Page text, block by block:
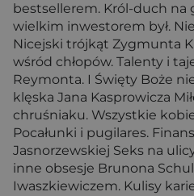
bestsellerem. Król-duch na
wielkim inwestorem był.
Nicejski trójkąt Zygmunta
wśród chłopów. Talenty i
Reymonta. I Święty Boże
klęska Jana Kasprowicza
chruśniaku. Wszystkie
Pocałunki i pugilares.
Jasnorzewskiej Seks na
inne obsesje Brunona
Iwaszkiewiczem. Kulisy